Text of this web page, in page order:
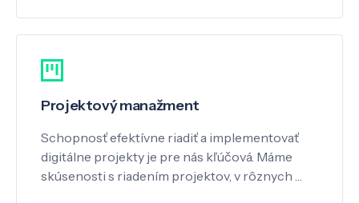
Projektový manažment
Schopnosť efektívne riadiť a implementovať
digitálne projekty je pre nás kľúčová. Máme
skúsenosti s riadením projektov, v rôznych …